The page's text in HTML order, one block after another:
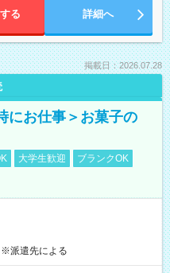
る 詳細へ
掲載日：2026.07.28
にお仕事＞お菓子の
大学生歓迎
ブランクOK
派遣先による